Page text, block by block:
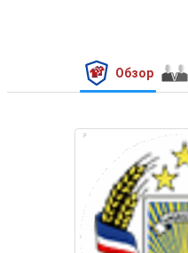
Обзор